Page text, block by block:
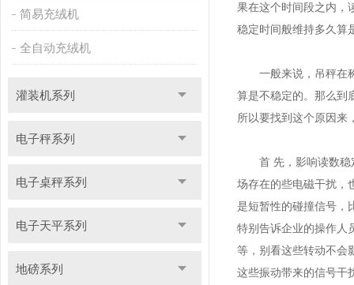
简易充绒机
全自动充绒机
灌装机系列
电子秤系列
电子桌秤系列
电子天平系列
地磅系列
果在这个时间段之内，
稳定时间般维持多久算
一般来说，吊秤在称
算是不稳定的。那么到
所以要找到这个原因来
首 先，影响读数稳定
场存在的些电磁干扰，
是短暂性的碰撞信号，
特别告诉企业的操作人
等，别看这些转动不会
这些振动带来的信号干